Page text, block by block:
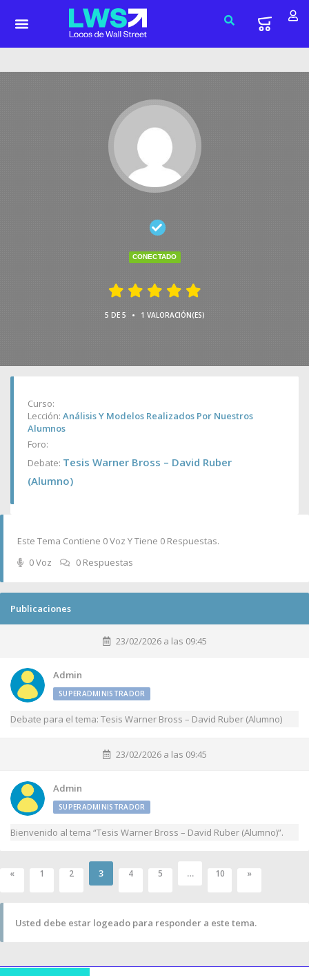
CONECTADO
5 DE 5 • 1 VALORACIÓN(ES)
Curso:
Lección: Análisis Y Modelos Realizados Por Nuestros
Alumnos
Foro:
Debate: Tesis Warner Bross – David Ruber
(Alumno)
Este Tema Contiene 0 Voz Y Tiene 0 Respuestas.
0 Voz
0 Respuestas
Publicaciones
23/02/2026 a las 09:45
Admin
SUPERADMINISTRADOR
Debate para el tema: Tesis Warner Bross – David Ruber (Alumno)
23/02/2026 a las 09:45
Admin
SUPERADMINISTRADOR
Bienvenido al tema “Tesis Warner Bross – David Ruber (Alumno)”.
« 1 2 3 4 5 … 10 »
Usted debe estar logeado para responder a este tema.